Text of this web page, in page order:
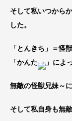
そして私いつから
した。
「とんきち」＝怪
「かんた
」によ
無敵の怪獣兄妹～
そして私自身も無